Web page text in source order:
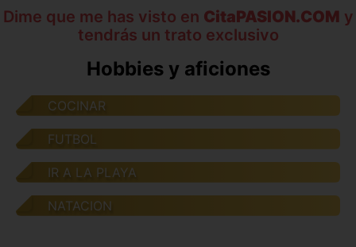
Dime que me has visto en CitaPASION.COM y
tendrás un trato exclusivo
Hobbies y aficiones
COCINAR
FUTBOL
IR A LA PLAYA
NATACION